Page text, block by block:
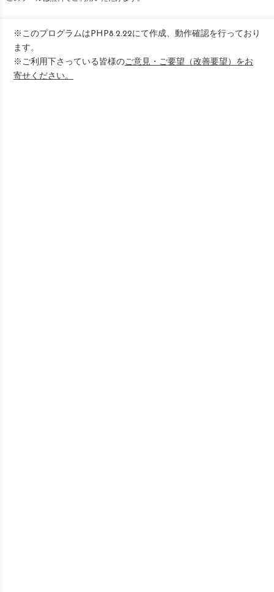
※このプログラムはPHP8.2.22にて作成、動作確認を行っており
ます。
※ご利用下さっている皆様のご意見・ご要望（改善要望）をお
寄せください。